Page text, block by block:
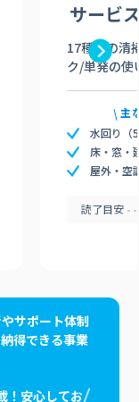
サービ
17種類の清
ク/単発の使
主
水回り（
床・窓・
屋外・空
読了目安
サポート体制
得できる事業
！安心してお